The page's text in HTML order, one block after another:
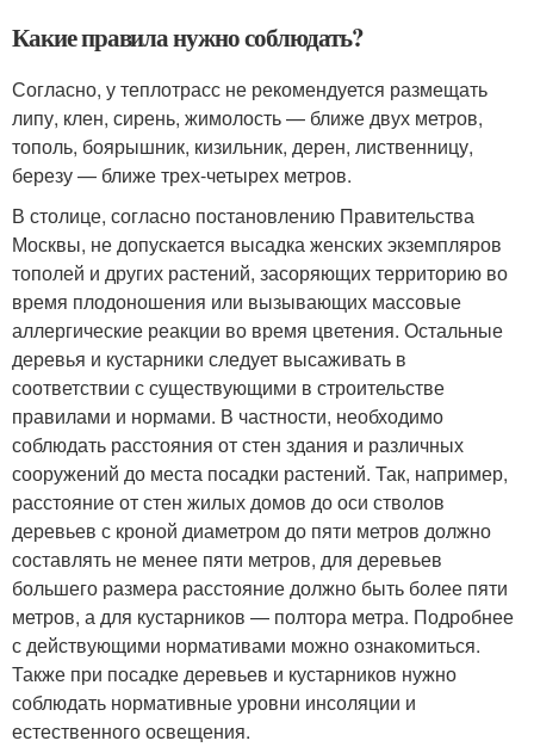
Какие правила нужно соблюдать?
Согласно, у теплотрасс не рекомендуется размещать
липу, клен, сирень, жимолость — ближе двух метров,
тополь, боярышник, кизильник, дерен, лиственницу,
березу — ближе трех-четырех метров.
В столице, согласно постановлению Правительства
Москвы, не допускается высадка женских экземпляров
тополей и других растений, засоряющих территорию во
время плодоношения или вызывающих массовые
аллергические реакции во время цветения. Остальные
деревья и кустарники следует высаживать в
соответствии с существующими в строительстве
правилами и нормами. В частности, необходимо
соблюдать расстояния от стен здания и различных
сооружений до места посадки растений. Так, например,
расстояние от стен жилых домов до оси стволов
деревьев с кроной диаметром до пяти метров должно
составлять не менее пяти метров, для деревьев
большего размера расстояние должно быть более пяти
метров, а для кустарников — полтора метра. Подробнее
с действующими нормативами можно ознакомиться.
Также при посадке деревьев и кустарников нужно
соблюдать нормативные уровни инсоляции и
естественного освещения.